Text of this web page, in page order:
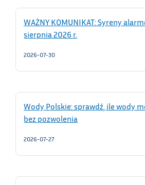
WAŻNY KOMUNIKAT: Syreny
sierpnia 2026 r.
2026-07-30
Wody Polskie: sprawdź, ile wody
bez pozwolenia
2026-07-27